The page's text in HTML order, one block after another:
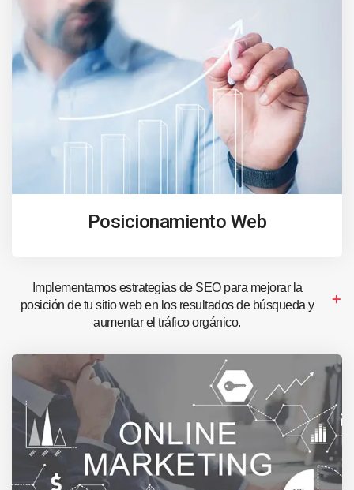
Posicionamiento Web
Implementamos estrategias de SEO para mejorar la
posición de tu sitio web en los resultados de búsqueda y
aumentar el tráfico orgánico.